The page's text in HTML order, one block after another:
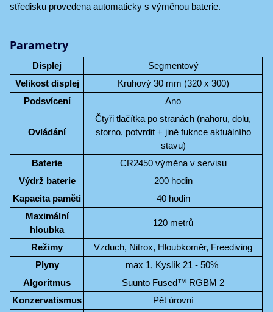
středisku provedena automaticky s výměnou baterie.
Parametry
Displej
Segmentový
Velikost displej
Kruhový 30 mm (320 x 300)
Podsvícení
Ano
Ovládání
Čtyři tlačítka po stranách (nahoru, dolu,
storno, potvrdit + jiné fuknce aktuálního
stavu)
Baterie
CR2450 výměna v servisu
Výdrž baterie
200 hodin
Kapacita paměti
40 hodin
Maximální
hloubka
120 metrů
Režimy
Vzduch, Nitrox, Hloubkoměr, Freediving
Plyny
max 1, Kyslík 21 - 50%
Algoritmus
Suunto Fused™ RGBM 2
Konzervatismus
Pět úrovní